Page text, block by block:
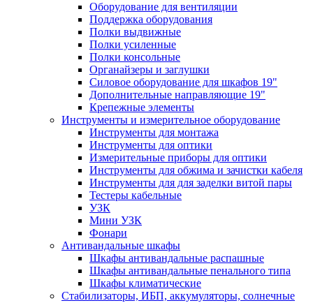
Оборудование для вентиляции
Поддержка оборудования
Полки выдвижные
Полки усиленные
Полки консольные
Органайзеры и заглушки
Силовое оборудование для шкафов 19"
Дополнительные направляющие 19"
Крепежные элементы
Инструменты и измерительное оборудование
Инструменты для монтажа
Инструменты для оптики
Измерительные приборы для оптики
Инструменты для обжима и зачистки кабеля
Инструменты для для заделки витой пары
Тестеры кабельные
УЗК
Мини УЗК
Фонари
Антивандальные шкафы
Шкафы антивандальные распашные
Шкафы антивандальные пенального типа
Шкафы климатические
Стабилизаторы, ИБП, аккумуляторы, солнечные